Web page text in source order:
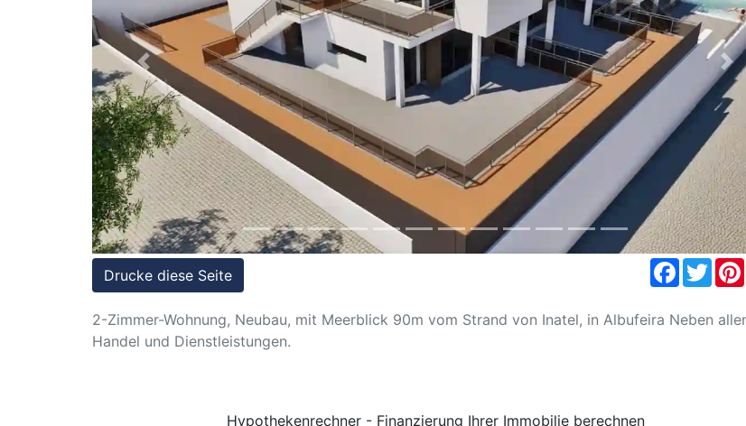
Referenzen
Immobilien
Steuerrecht
Previous
Drucke diese Seite
Facebook
2-Zimmer-Wohnung, Neubau, mit Meerblick 90m vom Strand von Inatel, in Albufeira Neben
Handel und Dienstleistungen.
Hypothekenrechner - Finanzierung Ihrer Immobilie berechnen